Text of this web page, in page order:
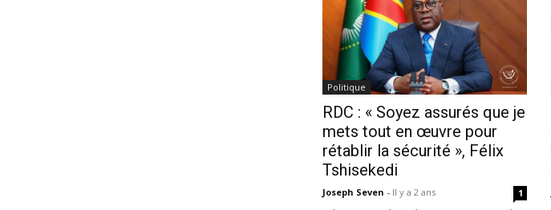
Politique
RDC : « Soyez assurés que je
mets tout en œuvre pour
rétablir la sécurité », Félix
Tshisekedi
Joseph Seven - Il y a 2 ans 1